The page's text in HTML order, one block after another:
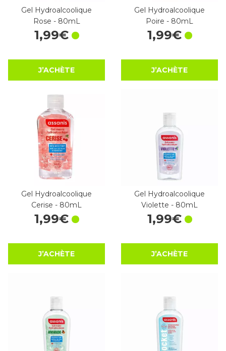
Gel Hydroalcoolique
Rose - 80mL
1,99€
J’ACHÈTE
Gel Hydroalcoolique
Poire - 80mL
1,99€
J’ACHÈTE
Gel Hydroalcoolique
Cerise - 80mL
1,99€
J’ACHÈTE
Gel Hydroalcoolique
Violette - 80mL
1,99€
J’ACHÈTE